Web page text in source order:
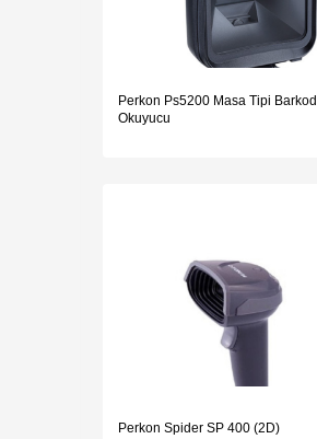
Perkon Ps5200 Masa Tipi Barkod
Okuyucu
Perkon Spider SP 400 (2D)